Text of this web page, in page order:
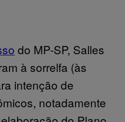
do MP-SP, Salles
à sorrelfa (às
intenção de
notadamente